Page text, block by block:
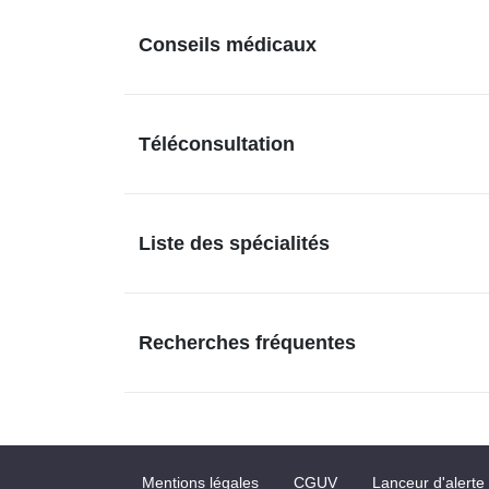
Conseils médicaux
Téléconsultation
Liste des spécialités
Recherches fréquentes
Mentions légales CGUV Lanceur d'alerte